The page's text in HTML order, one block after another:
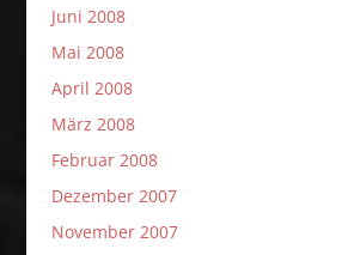
Juni 2008
Mai 2008
April 2008
März 2008
Februar 2008
Dezember 2007
November 2007